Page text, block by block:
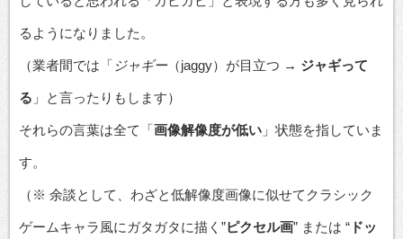
るようになりました。
（業者間では「 ジャギー （jaggy）が目立つ → ジャギって
る 」と言ったりもします）
それらの言葉は全て「画像解像度が低い 」状態を指していま
す。
（※ 余談として、わざと低解像度画像に似せてクラシック
ゲームキャラ風にガタガタに描く”ピクセル画” または “ ドッ